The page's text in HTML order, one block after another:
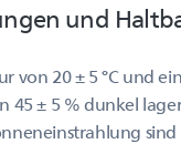
und
von 20 ± 5 °C und
45 ± 5 % dunkel